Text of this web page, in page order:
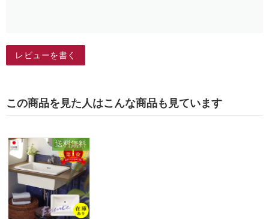
レビューを書く
この商品を見た人はこんな商品も見ています
送料無料